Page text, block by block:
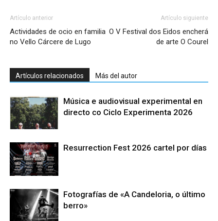
Artículo anterior
Actividades de ocio en familia
no Vello Cárcere de Lugo
Artículo siguiente
O V Festival dos Eidos encherá
de arte O Courel
Artículos relacionados Más del autor
Música e audiovisual experimental en
directo co Ciclo Experimenta 2026
Resurrection Fest 2026 cartel por días
Fotografías de «A Candeloria, o último
berro»